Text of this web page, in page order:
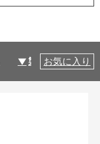
製品仕様
お気に入り